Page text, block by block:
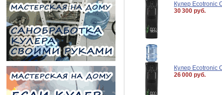
Кулер Ecotronic
30 300 руб.
Кулер Ecotronic
26 000 руб.